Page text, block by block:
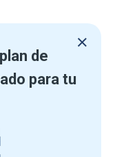
de
para tu